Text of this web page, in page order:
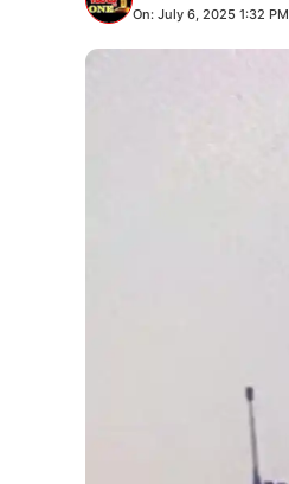
On: July 6, 2025 1:32 PM